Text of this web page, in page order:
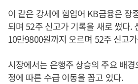
이 같은 강세에 힘입어 KB금융은 장
되며 52주 신고가 기록을 새로 썼다.
10만9800원까지 오르며 52주 신고
시장에서는 은행주 상승의 주요 배
정에 따른 수급 이동을 꼽고 있다.